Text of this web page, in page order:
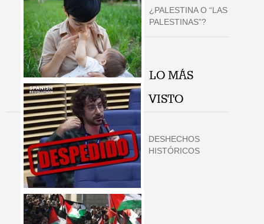
¿PALESTINA O “LAS
PALESTINAS”?
LO MÁS
VISTO
DESHECHOS
HISTÓRICOS